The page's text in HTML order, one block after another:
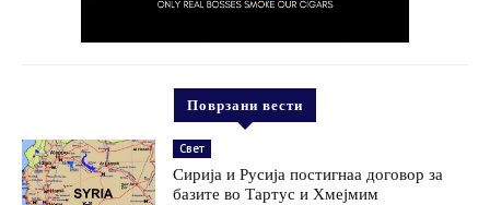
Поврзани вести
Свет
Сирија и Русија постигнаа договор за
базите во Тартус и Хмејмим